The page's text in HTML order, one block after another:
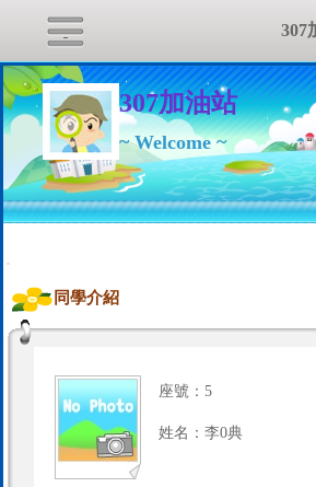
307加油站
~ Welcome ~
:::
同學介紹
座號：5
姓名：李0典
307